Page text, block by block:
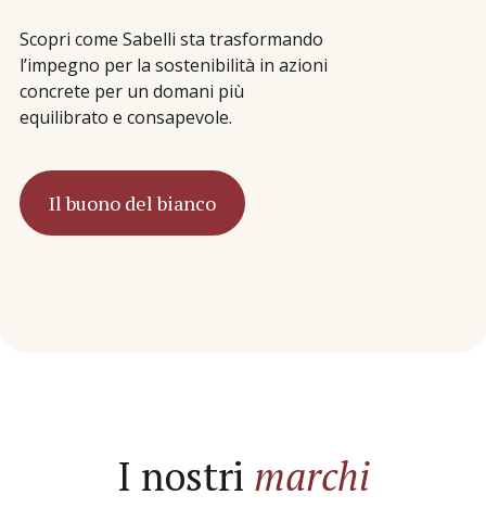
Scopri come Sabelli sta trasformando
l’impegno per la sostenibilità in azioni
concrete per un domani più
equilibrato e consapevole.
Il buono del bianco
I nostri marchi